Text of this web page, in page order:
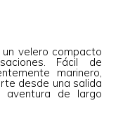
velero compacto
Fácil de
marinero,
desde una salida
de largo